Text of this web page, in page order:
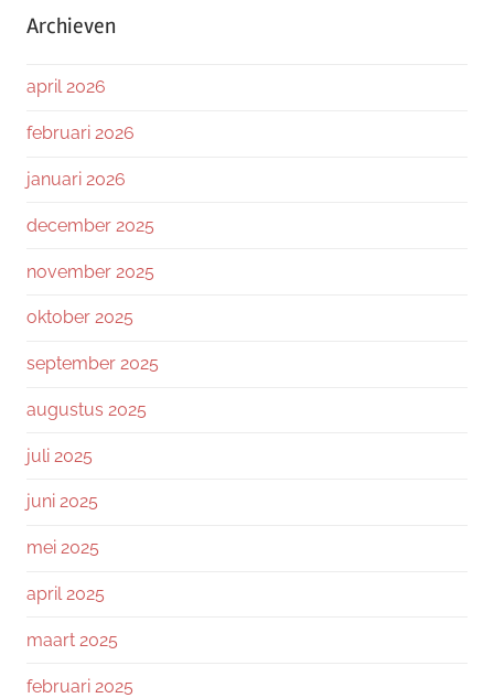
Archieven
april 2026
februari 2026
januari 2026
december 2025
november 2025
oktober 2025
september 2025
augustus 2025
juli 2025
juni 2025
mei 2025
april 2025
maart 2025
februari 2025